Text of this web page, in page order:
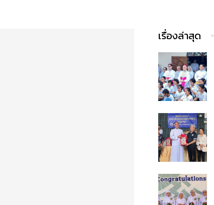
เรื่องล่าสุด